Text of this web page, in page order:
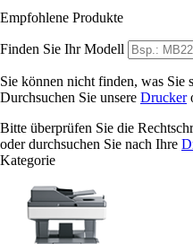
Empfohlene Produkte
Finden Sie Ihr Modell
Sie können nicht finden, was Sie
Durchsuchen Sie unsere Drucker
Bitte überprüfen Sie die
oder durchsuchen Sie nach Ihre
Kategorie